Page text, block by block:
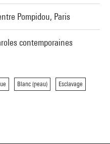
Pompidou, Paris
contemporaines
Blanc (peau) Esclavage